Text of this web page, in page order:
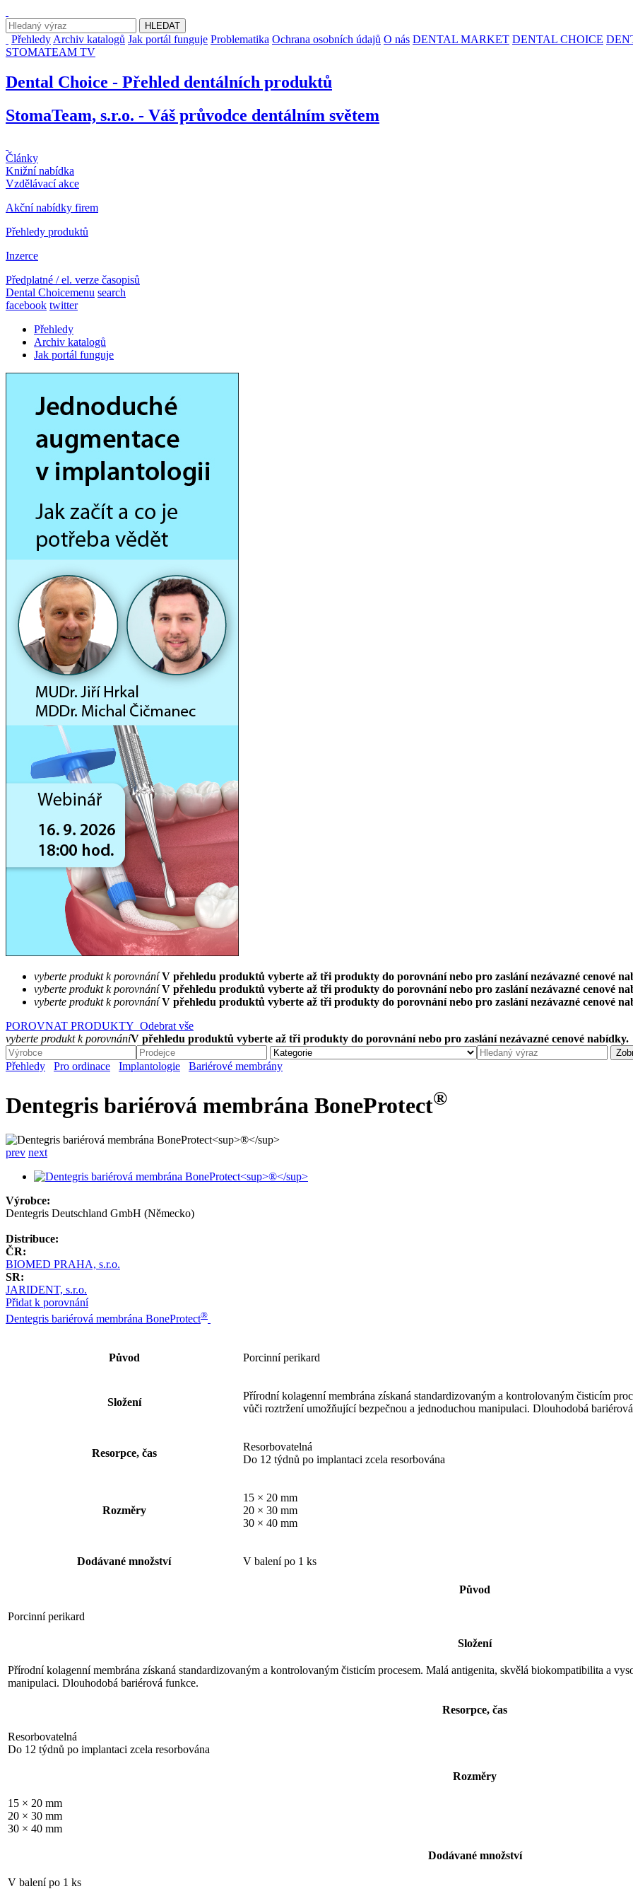
Přehledy Archiv katalogů Jak portál funguje Problematika Ochrana osobních údajů O nás DENTAL MARKET DENTAL CHOICE
STOMATEAM TV
Dental Choice - Přehled dentálních produktů
StomaTeam, s.r.o. - Váš průvodce dentálním světem
Články
Knižní nabídka
Vzdělávací akce
Akční nabídky firem
Přehledy produktů
Inzerce
Předplatné / el. verze časopisů
Dental Choicemenu search
facebook twitter
Přehledy
Archiv katalogů
Jak portál funguje
vyberte produkt k porovnání V přehledu produktů vyberte až tři produkty do porovnání nebo pro zaslání nezávazné cenové
vyberte produkt k porovnání V přehledu produktů vyberte až tři produkty do porovnání nebo pro zaslání nezávazné cenové
vyberte produkt k porovnání V přehledu produktů vyberte až tři produkty do porovnání nebo pro zaslání nezávazné cenové
POROVNAT PRODUKTY Odebrat vše
vyberte produkt k porovnáníV přehledu produktů vyberte až tři produkty do porovnání nebo pro zaslání nezávazné cenové nabídky.
Přehledy Pro ordinace Implantologie Bariérové membrány
Dentegris bariérová membrána BoneProtect®
prev next
Výrobce:
Dentegris Deutschland GmbH (Německo)
Distribuce:
ČR:
BIOMED PRAHA, s.r.o.
SR:
JARIDENT, s.r.o.
Přidat k porovnání
Dentegris bariérová membrána BoneProtect®
Původ Porcinní perikard
Složení
Přírodní kolagenní membrána získaná standardizovaným a kontrolovaným čisticím
vůči roztržení umožňující bezpečnou a jednoduchou manipulaci. Dlouhodobá
Resorpce, čas
Resorbovatelná
Do 12 týdnů po implantaci zcela resorbována
Rozměry
15 × 20 mm
20 × 30 mm
30 × 40 mm
Dodávané množství V balení po 1 ks
Původ
Porcinní perikard
Složení
Přírodní kolagenní membrána získaná standardizovaným a kontrolovaným čisticím procesem. Malá antigenita, skvělá biokompatibilita a
manipulaci. Dlouhodobá bariérová funkce.
Resorpce, čas
Resorbovatelná
Do 12 týdnů po implantaci zcela resorbována
Rozměry
15 × 20 mm
20 × 30 mm
30 × 40 mm
Dodávané množství
V balení po 1 ks